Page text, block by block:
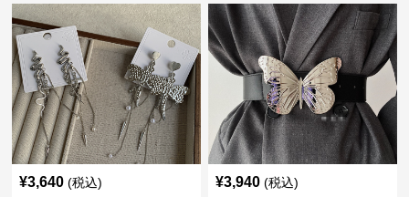
¥3,640 (税込) ¥3,940 (税込)